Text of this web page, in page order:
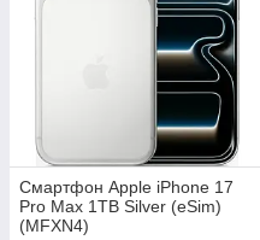
Смартфон Apple iPhone 17
Pro Max 1TB Silver (eSim)
(MFXN4)